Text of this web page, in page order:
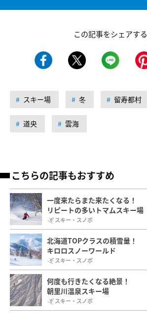
この記事をシェアする
スキー場 冬 留寿都村
道央 雲海
こちらの記事もおすすめ
一度来たらまた来たくなる！
リピートの多いトマムスキー場
スキー・スノボ
北海道TOPクラスの積雪量！
キロロスノーワールド
スキー・スノボ
何度も行きたくなる絶景！
朝里川温泉スキー場
スキー・スノボ